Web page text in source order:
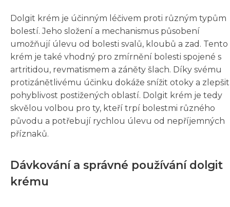
Dolgit krém je účinným léčivem proti různým typům
bolestí. Jeho složení a mechanismus působení
umožňují úlevu od bolesti svalů, kloubů a zad. Tento
krém je také vhodný pro zmírnění bolesti spojené s
artritidou, revmatismem a záněty šlach. Díky svému
protizánětlivému účinku dokáže snížit otoky a zlepšit
pohyblivost postižených oblastí. Dolgit krém je tedy
skvělou volbou pro ty, kteří trpí bolestmi různého
původu a potřebují rychlou úlevu od nepříjemných
příznaků.
Dávkování a správné používání dolgit
krému